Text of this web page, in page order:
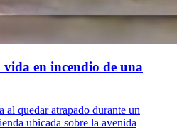
en incendio de una
quedar atrapado durante un
ubicada sobre la avenida